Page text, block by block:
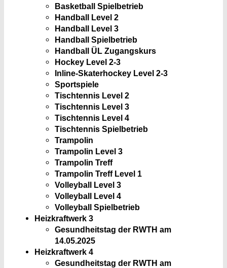
Basketball Spielbetrieb
Handball Level 2
Handball Level 3
Handball Spielbetrieb
Handball ÜL Zugangskurs
Hockey Level 2-3
Inline-Skaterhockey Level 2-3
Sportspiele
Tischtennis Level 2
Tischtennis Level 3
Tischtennis Level 4
Tischtennis Spielbetrieb
Trampolin
Trampolin Level 3
Trampolin Treff
Trampolin Treff Level 1
Volleyball Level 3
Volleyball Level 4
Volleyball Spielbetrieb
Heizkraftwerk 3
Gesundheitstag der RWTH am
14.05.2025
Heizkraftwerk 4
Gesundheitstag der RWTH am